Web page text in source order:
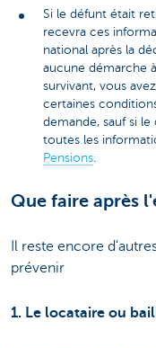
Si le défunt était
recevra ces
national après la
aucune démarche
survivant, vous
certaines
demande, sauf si
toutes les
Pensions
Que faire après
Il reste encore
prévenir
1. Le locataire ou